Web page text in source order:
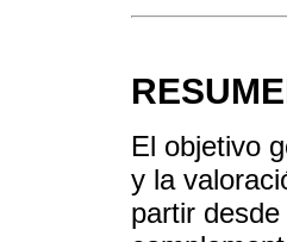
El objetivo
y la
partir